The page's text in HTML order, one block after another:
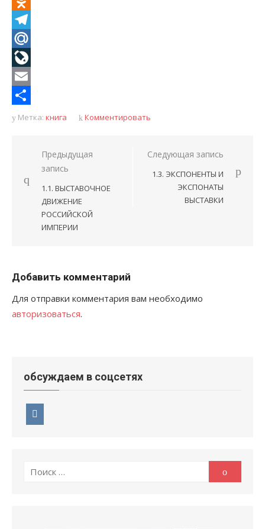
Odnoklassniki
Telegram
Mail.Ru
LiveJournal
Email
Отправить
Метка: книга Комментировать
Навигация
записям
Предыдущая
запись
1.1. ВЫСТАВОЧНОЕ
ДВИЖЕНИЕ
РОССИЙСКОЙ
ИМПЕРИИ
Следующая запись
1.3. ЭКСПОНЕНТЫ И
ЭКСПОНАТЫ
ВЫСТАВКИ
Добавить комментарий
Для отправки комментария вам необходимо
авторизоваться.
обсуждаем в соцсетях
Поиск
Поиск